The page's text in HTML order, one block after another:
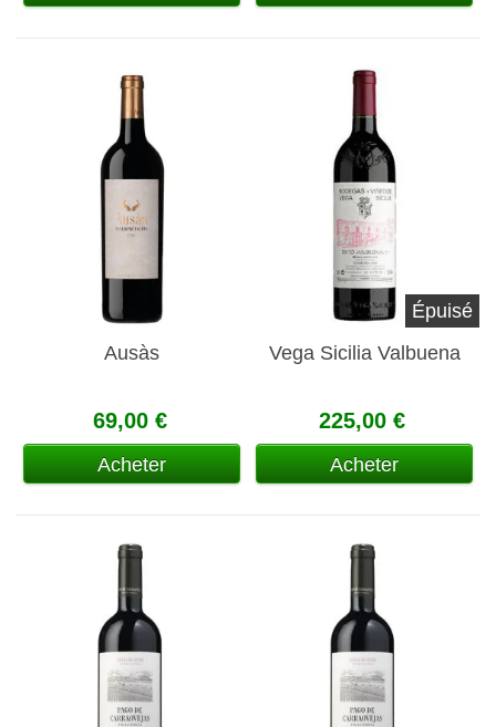
Ausàs
69,00 €
Acheter
Épuisé
Vega Sicilia Valbuena
225,00 €
Acheter